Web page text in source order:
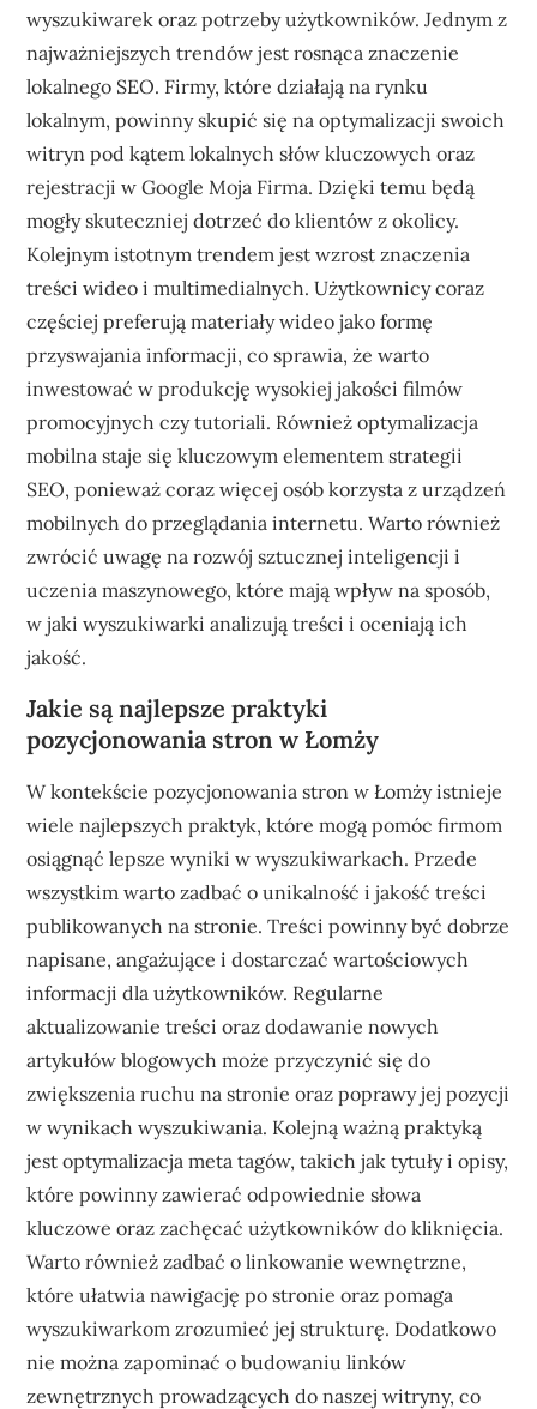
wyszukiwarek oraz potrzeby użytkowników. Jednym z
najważniejszych trendów jest rosnąca znaczenie
lokalnego SEO. Firmy, które działają na rynku
lokalnym, powinny skupić się na optymalizacji swoich
witryn pod kątem lokalnych słów kluczowych oraz
rejestracji w Google Moja Firma. Dzięki temu będą
mogły skuteczniej dotrzeć do klientów z okolicy.
Kolejnym istotnym trendem jest wzrost znaczenia
treści wideo i multimedialnych. Użytkownicy coraz
częściej preferują materiały wideo jako formę
przyswajania informacji, co sprawia, że warto
inwestować w produkcję wysokiej jakości filmów
promocyjnych czy tutoriali. Również optymalizacja
mobilna staje się kluczowym elementem strategii
SEO, ponieważ coraz więcej osób korzysta z urządzeń
mobilnych do przeglądania internetu. Warto również
zwrócić uwagę na rozwój sztucznej inteligencji i
uczenia maszynowego, które mają wpływ na sposób,
w jaki wyszukiwarki analizują treści i oceniają ich
jakość.
Jakie są najlepsze praktyki
pozycjonowania stron w Łomży
W kontekście pozycjonowania stron w Łomży istnieje
wiele najlepszych praktyk, które mogą pomóc firmom
osiągnąć lepsze wyniki w wyszukiwarkach. Przede
wszystkim warto zadbać o unikalność i jakość treści
publikowanych na stronie. Treści powinny być dobrze
napisane, angażujące i dostarczać wartościowych
informacji dla użytkowników. Regularne
aktualizowanie treści oraz dodawanie nowych
artykułów blogowych może przyczynić się do
zwiększenia ruchu na stronie oraz poprawy jej pozycji
w wynikach wyszukiwania. Kolejną ważną praktyką
jest optymalizacja meta tagów, takich jak tytuły i opisy,
które powinny zawierać odpowiednie słowa
kluczowe oraz zachęcać użytkowników do kliknięcia.
Warto również zadbać o linkowanie wewnętrzne,
które ułatwia nawigację po stronie oraz pomaga
wyszukiwarkom zrozumieć jej strukturę. Dodatkowo
nie można zapominać o budowaniu linków
zewnętrznych prowadzących do naszej witryny, co